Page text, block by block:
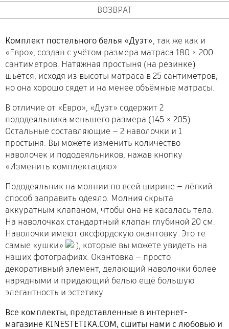
ВОЗВРАТ
Комплект постельного белья «Дуэт», так же как и
«Евро», создан с учётом размера матраса 180 × 200
сантиметров. Натяжная простыня (на резинке)
шьётся, исходя из высоты матраса в 25 сантиметров,
но она хорошо сядет и на менее объёмные матрасы.
В отличие от «Евро», «Дуэт» содержит 2
пододеяльника меньшего размера (145 × 205).
Остальные составляющие — 2 наволочки и 1
простыня. Вы можете изменить количество
наволочек и пододеяльников, нажав кнопку
«Изменить комплектацию».
Пододеяльник на молнии по всей ширине — лёгкий
способ заправить одеяло. Молния скрыта
аккуратным клапаном, чтобы она не касалась тела.
На наволочках стандартный клапан глубиной 20 см.
Наволочки имеют оксфордскую окантовку. Это те
самые «ушки»
, которые вы можете увидеть на
наших фотографиях. Окантовка — просто
декоративный элемент, делающий наволочки более
нарядными и придающий белью ещё большую
элегантность и эстетику.
Все комплекты, представленные в интернет-
магазине KINESTETIKA.COM, сшиты нами с любовью и